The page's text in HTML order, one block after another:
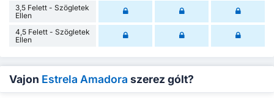
3,5 Felett - Szögletek
Ellen
4,5 Felett - Szögletek
Ellen
Vajon Estrela Amadora szerez gólt?